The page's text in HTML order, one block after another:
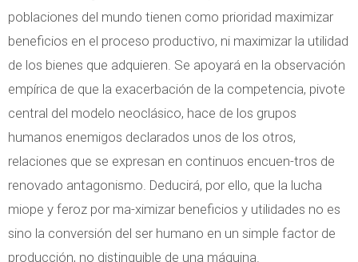
poblaciones del mundo tienen como prioridad maximizar
beneficios en el proceso productivo, ni maximizar la utilidad
de los bienes que adquieren. Se apoyará en la observación
empírica de que la exacerbación de la competencia, pivote
central del modelo neoclásico, hace de los grupos
humanos enemigos declarados unos de los otros,
relaciones que se expresan en continuos encuen-tros de
renovado antagonismo. Deducirá, por ello, que la lucha
miope y feroz por ma-ximizar beneficios y utilidades no es
sino la conversión del ser humano en un simple factor de
producción, no distinguible de una máquina.